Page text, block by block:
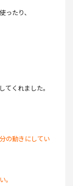
ったり、
くれました。
の動きにしてい
。